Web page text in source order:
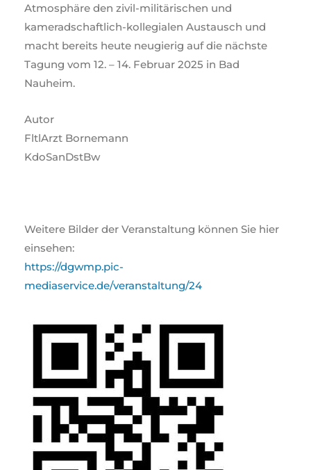
Atmosphäre den zivil-militärischen und
kameradschaftlich-kollegialen Austausch und
macht bereits heute neugierig auf die nächste
Tagung vom 12. – 14. Februar 2025 in Bad
Nauheim.
Autor
FltlArzt Bornemann
KdoSanDstBw
Weitere Bilder der Veranstaltung können Sie hier
einsehen:
https://dgwmp.pic-
mediaservice.de/veranstaltung/24